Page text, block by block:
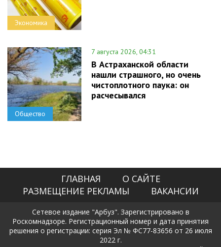
Экономика
Общество
7 августа 2026, 04:31
В Астраханской области
нашли страшного, но очень
чистоплотного паука: он
расчесывался
ГЛАВНАЯ
О САЙТЕ
РАЗМЕЩЕНИЕ РЕКЛАМЫ
ВАКАНСИИ
Сетевое издание "Арбуз". Зарегистрировано в
Роскомнадзоре. Регистрационный номер и дата принятия
решения о регистрации: серия Эл № ФС77-83656 от 26 июля
2022 г.